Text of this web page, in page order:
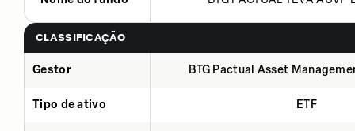
CLASSIFICAÇÃO
Gestor BTG Pactual Asset
Tipo de ativo ETF